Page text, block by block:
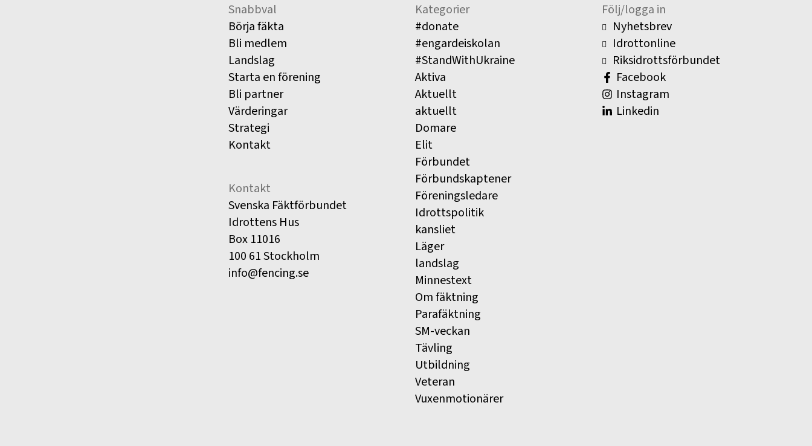
Snabbval
Börja fäkta
Bli medlem
Landslag
Starta en förening
Bli partner
Värderingar
Strategi
Kontakt
Kontakt
Svenska Fäktförbundet
Idrottens Hus
Box 11016
100 61 Stockholm
info@fencing.se
Kategorier
#donate
#engardeiskolan
#StandWithUkraine
Aktiva
Aktuellt
aktuellt
Domare
Elit
Förbundet
Förbundskaptener
Föreningsledare
Idrottspolitik
kansliet
Läger
landslag
Minnestext
Om fäktning
Parafäktning
SM-veckan
Tävling
Utbildning
Veteran
Vuxenmotionärer
Följ/logga in
Nyhetsbrev
Idrottonline
Riksidrottsförbundet
Facebook
Instagram
Linkedin